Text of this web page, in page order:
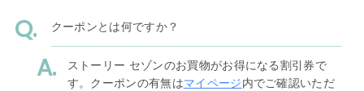
クーポンとは何ですか？
ストーリー セゾンのお買物がお得になる割引券で
す。クーポンの有無はマイページ内でご確認いただ